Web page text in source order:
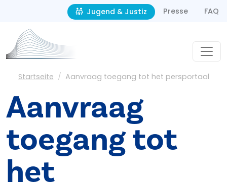
Second navigation
Jugend & Justiz Presse FAQ
Pfadnavigation
Startseite Aanvraag toegang tot het persportaal
Aanvraag
toegang tot
het